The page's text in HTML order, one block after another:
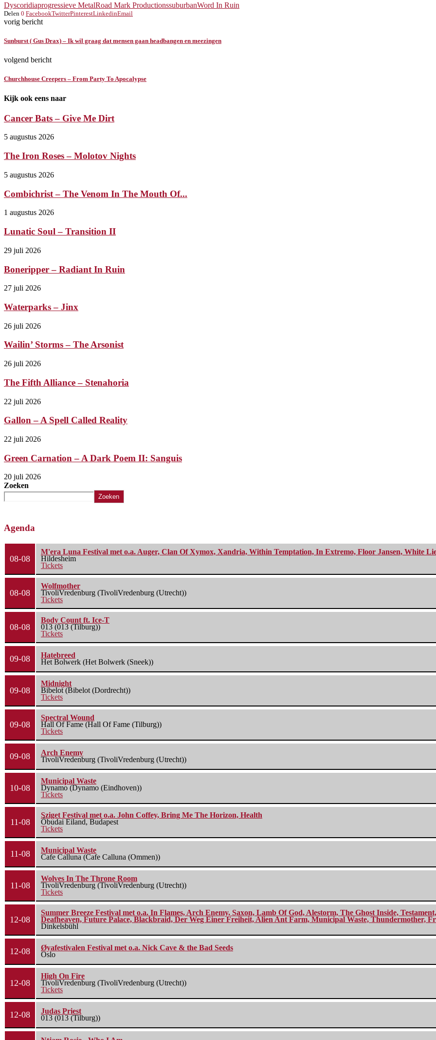
Dyscoridiaprogressieve MetalRoad Mark ProductionssuburbanWord In Ruin
Delen 0 FacebookTwitterPinterestLinkedinEmail
vorig bericht
Sunburst ( Gus Drax) – Ik wil graag dat mensen gaan headbangen en meezingen
volgend bericht
Churchhouse Creepers – From Party To Apocalypse
Kijk ook eens naar
Cancer Bats – Give Me Dirt
5 augustus 2026
The Iron Roses – Molotov Nights
5 augustus 2026
Combichrist – The Venom In The Mouth Of...
1 augustus 2026
Lunatic Soul – Transition II
29 juli 2026
Boneripper – Radiant In Ruin
27 juli 2026
Waterparks – Jinx
26 juli 2026
Wailin’ Storms – The Arsonist
26 juli 2026
The Fifth Alliance – Stenahoria
22 juli 2026
Gallon – A Spell Called Reality
22 juli 2026
Green Carnation – A Dark Poem II: Sanguis
20 juli 2026
Zoeken
Zoeken
Agenda
08-08
M'era Luna Festival met o.a. Auger, Clan Of Xymox, Xandria, Within Temptation, In Extremo, Floor Jansen, White
Hildesheim
Tickets
08-08
Wolfmother
TivoliVredenburg (TivoliVredenburg (Utrecht))
Tickets
08-08
Body Count ft. Ice-T
013 (013 (Tilburg))
Tickets
09-08
Hatebreed
Het Bolwerk (Het Bolwerk (Sneek))
09-08
Midnight
Bibelot (Bibelot (Dordrecht))
Tickets
09-08
Spectral Wound
Hall Of Fame (Hall Of Fame (Tilburg))
Tickets
09-08
Arch Enemy
TivoliVredenburg (TivoliVredenburg (Utrecht))
10-08
Municipal Waste
Dynamo (Dynamo (Eindhoven))
Tickets
11-08
Sziget Festival met o.a. John Coffey, Bring Me The Horizon, Health
Óbudai Eiland, Budapest
Tickets
11-08
Municipal Waste
Cafe Calluna (Cafe Calluna (Ommen))
11-08
Wolves In The Throne Room
TivoliVredenburg (TivoliVredenburg (Utrecht))
Tickets
12-08
Summer Breeze Festival met o.a. In Flames, Arch Enemy, Saxon, Lamb Of God, Alestorm, The Ghost Inside,
Deafheaven, Future Palace, Blackbraid, Der Weg Einer Freiheit, Alien Ant Farm, Municipal Waste, Thundermother,
Dinkelsbühl
12-08
Øyafestivalen Festival met o.a. Nick Cave & the Bad Seeds
Oslo
12-08
High On Fire
TivoliVredenburg (TivoliVredenburg (Utrecht))
Tickets
12-08
Judas Priest
013 (013 (Tilburg))